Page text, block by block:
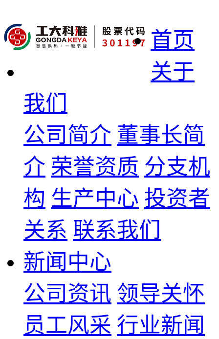
首页
关于
我们
公司简介 董事长简
介 荣誉资质 分支机
构 生产中心 投资者
关系 联系我们
新闻中心
公司资讯 领导关怀
员工风采 行业新闻